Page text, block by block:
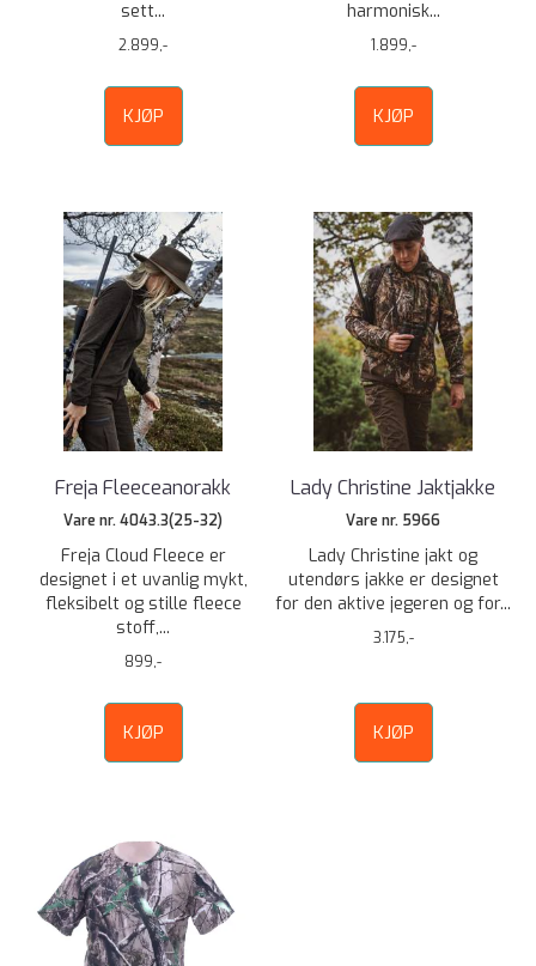
sett...
2.899,-
KJØP
harmonisk...
1.899,-
KJØP
Freja Fleeceanorakk
Vare nr. 4043.3(25-32)
Freja Cloud Fleece er
designet i et uvanlig mykt,
fleksibelt og stille fleece
stoff,...
899,-
KJØP
Lady Christine Jaktjakke
Vare nr. 5966
Lady Christine jakt og
utendørs jakke er designet
for den aktive jegeren og for...
3.175,-
KJØP